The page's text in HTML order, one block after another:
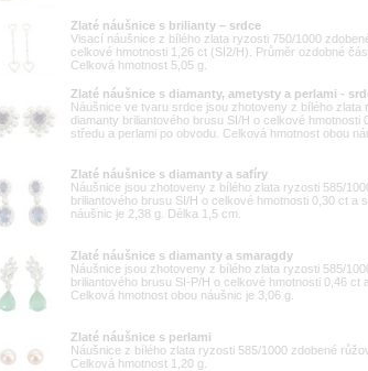
Zlaté náušnice s brilianty – srdce
Visací náušnice z bílého zlata ryzosti 750/1000
celkové hmotnosti 1,26 ct (SI2/H). Průměr ozdobné
Celková hmotnost 5,05 g.
Zlaté náušnice s diamanty, ametysty a perlami -
Náušnice ve tvaru srdce jsou zhotoveny z bílého zlata
diamanty briliantového brusu SI/H o celkové hmotnosti
středu a perlami po obvodu. Celková hmotnost obou
Zlaté náušnice s diamanty a safíry
Náušnice jsou zhotoveny z bílého zlata ryzosti 585/
briliantového brusu SI/H o celkové hmotnosti 0,30 ct a
náušnic je 2,38 g. Délka 1,5 cm.
Zlaté náušnice s diamanty a smaragdy
Náušnice jsou zhotoveny z bílého zlata ryzosti 585/
briliantového brusu SI-P/H o celkové hmotnosti 0,46 ct
Celková hmotnost obou náušnic je 3,06 g.
Zlaté náušnice s perlami
Náušnice z bílého zlata ryzosti 585/1000 zdobené
Celková hmotnost 1,20 g.